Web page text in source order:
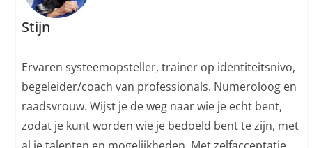
Stijn
Ervaren systeemopsteller, trainer op identiteitsnivo,
begeleider/coach van professionals. Numeroloog en
raadsvrouw. Wijst je de weg naar wie je echt bent,
zodat je kunt worden wie je bedoeld bent te zijn, met